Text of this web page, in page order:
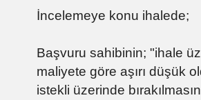
İncelemeye konu ihalede;
Başvuru sahibinin; "ihale
maliyete göre aşırı düşük
istekli üzerinde